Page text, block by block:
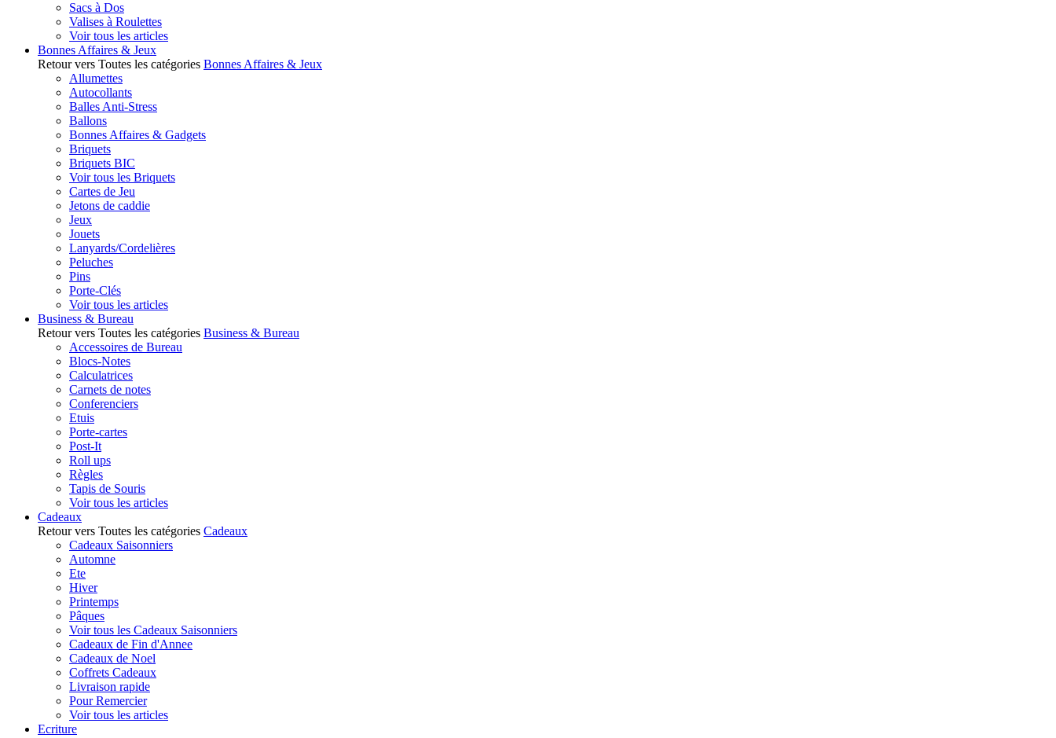
Sacs à Dos
Valises à Roulettes
Voir tous les articles
Bonnes Affaires & Jeux
Retour vers Toutes les catégories Bonnes Affaires & Jeux
Allumettes
Autocollants
Balles Anti-Stress
Ballons
Bonnes Affaires & Gadgets
Briquets
Briquets BIC
Voir tous les Briquets
Cartes de Jeu
Jetons de caddie
Jeux
Jouets
Lanyards/Cordelières
Peluches
Pins
Porte-Clés
Voir tous les articles
Business & Bureau
Retour vers Toutes les catégories Business & Bureau
Accessoires de Bureau
Blocs-Notes
Calculatrices
Carnets de notes
Conferenciers
Etuis
Porte-cartes
Post-It
Roll ups
Règles
Tapis de Souris
Voir tous les articles
Cadeaux
Retour vers Toutes les catégories Cadeaux
Cadeaux Saisonniers
Automne
Ete
Hiver
Printemps
Pâques
Voir tous les Cadeaux Saisonniers
Cadeaux de Fin d'Annee
Cadeaux de Noel
Coffrets Cadeaux
Livraison rapide
Pour Remercier
Voir tous les articles
Ecriture